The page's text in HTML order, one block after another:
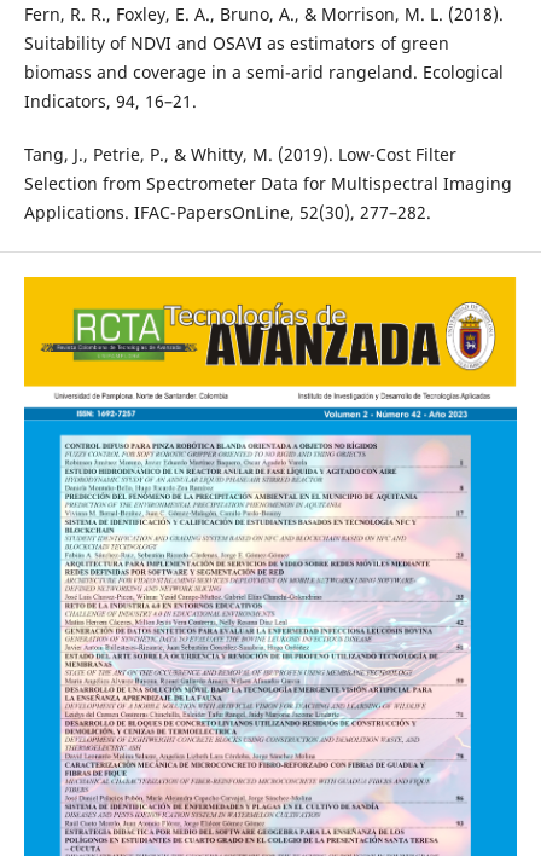
Fern, R. R., Foxley, E. A., Bruno, A., & Morrison, M. L. (2018).
Suitability of NDVI and OSAVI as estimators of green
biomass and coverage in a semi-arid rangeland. Ecological
Indicators, 94, 16–21.
Tang, J., Petrie, P., & Whitty, M. (2019). Low-Cost Filter
Selection from Spectrometer Data for Multispectral Imaging
Applications. IFAC-PapersOnLine, 52(30), 277–282.